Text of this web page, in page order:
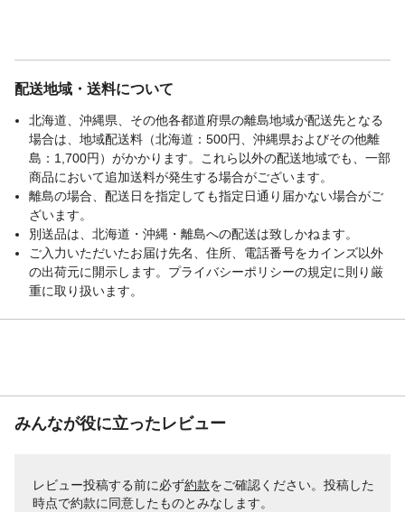
配送地域・送料について
北海道、沖縄県、その他各都道府県の離島地域が配送先となる
場合は、地域配送料（北海道：500円、沖縄県およびその他離
島：1,700円）がかかります。これら以外の配送地域でも、一部
商品において追加送料が発生する場合がございます。
離島の場合、配送日を指定しても指定日通り届かない場合がご
ざいます。
別送品は、北海道・沖縄・離島への配送は致しかねます。
ご入力いただいたお届け先名、住所、電話番号をカインズ以外
の出荷元に開示します。プライバシーポリシーの規定に則り厳
重に取り扱います。
みんなが役に立ったレビュー
レビュー投稿する前に必ず約款をご確認ください。投稿した
時点で約款に同意したものとみなします。